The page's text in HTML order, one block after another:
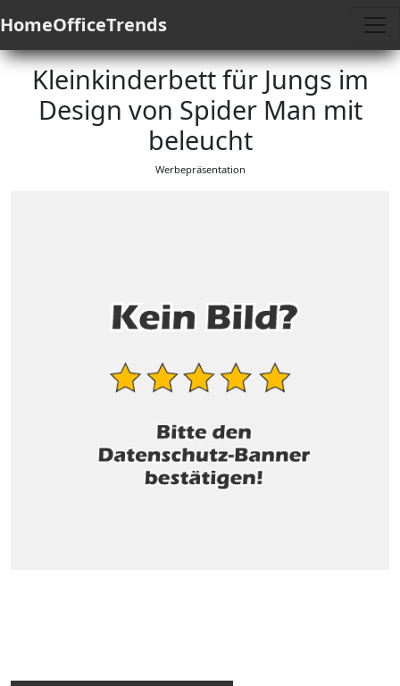
HomeOfficeTrends
Kleinkinderbett für Jungs im
Design von Spider Man mit
beleucht
Werbepräsentation